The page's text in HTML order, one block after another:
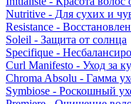
Nutritive - Для сухих и
Resistance -
Soleil - Защита от солнца
Specifique -
Curl Manifesto - Уход за
Chroma Absolu - Гамма
Symbiose - Роскошный